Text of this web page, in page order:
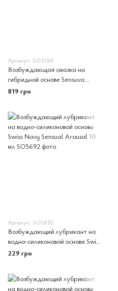
Артикул: SO3280
Возбуждающая смазка на
гибридной основе Sensuva
Ultra-Stimulating ON Insane
Ice (57 мл)
819 грн
Артикул: SO5692
Возбуждающий лубрикант на
водно-силиконовой основе Swiss
Navy Sensual Arousal 10 мл
229 грн